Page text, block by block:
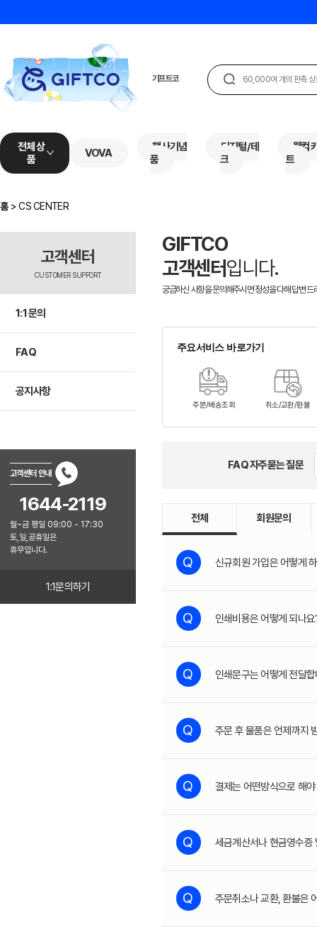
전체 상
품
VOVA
행사기념
품
디지털/테
크
웰컴
트
고객센터
CUSTOMER SUPPORT
1:1 문의
FAQ
공지사항
고객센터 안내
1644-2119
월~금 평일 09:00 - 17:30
토,일,공휴일은
휴무입니다.
1:1문의하기
홈>CS CENTER
GIFTCO
고객센터입니다.
궁금하신 사항을 문의해주시면 정성을 다해 답변 드
주요서비스 바로가기
주문/배송조회 취소/교환/환불
FAQ 자주묻는 질문
전체 회원문의
Q 신규회원 가입은 어떻게
Q 인쇄비용은 어떻게 되나
Q 인쇄문구는 어떻게 전달
Q 주문 후 물품은 언제까지
Q 결제는 어떤방식으로 해
Q 세금계산서나 현금영수증
Q 주문취소나 교환, 환불은